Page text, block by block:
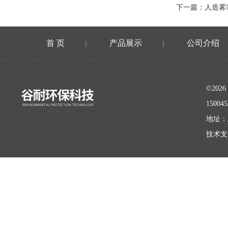
下一篇： 人造
首 页 | 产品展示 | 公司介绍
©2026
地址
技术